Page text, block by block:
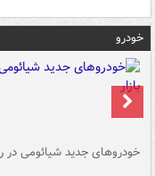
خودرو
خودروهای جدید شیائومی در